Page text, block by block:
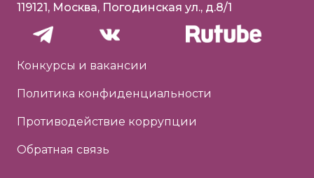
119121, Москва, Погодинская ул., д.8/1
Конкурсы и вакансии
Политика конфиденциальности
Противодействие коррупции
Обратная связь